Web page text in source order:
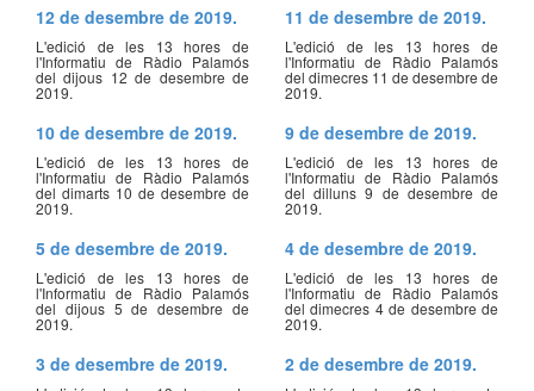
12 de desembre de 2019.
L'edició de les 13 hores de
l'Informatiu de Ràdio Palamós
del dijous 12 de desembre de
2019.
11 de desembre de 2019.
L'edició de les 13 hores de
l'Informatiu de Ràdio Palamós
del dimecres 11 de desembre de
2019.
10 de desembre de 2019.
L'edició de les 13 hores de
l'Informatiu de Ràdio Palamós
del dimarts 10 de desembre de
2019.
9 de desembre de 2019.
L'edició de les 13 hores de
l'Informatiu de Ràdio Palamós
del dilluns 9 de desembre de
2019.
5 de desembre de 2019.
L'edició de les 13 hores de
l'Informatiu de Ràdio Palamós
del dijous 5 de desembre de
2019.
4 de desembre de 2019.
L'edició de les 13 hores de
l'Informatiu de Ràdio Palamós
del dimecres 4 de desembre de
2019.
3 de desembre de 2019. 2 de desembre de 2019.